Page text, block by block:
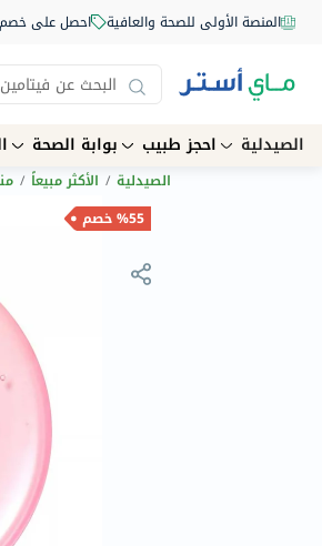
المنصة الأولى للصحة والعافية احصل على خصم 40% على أول طلب من الصيدلية أونلاين استخدم الكود: NEW40
الصيدلية احجز طبيب بوابة الصحة
الصيدلية / الأكثر مبيعاً /
%55 خصم